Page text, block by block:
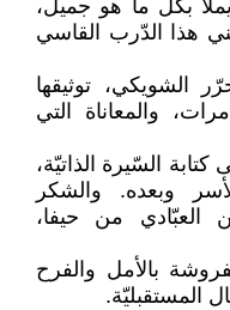
بكل ما هو جميل،
هذا الدّرب القاسي
الشويكي، توثيقها
والمعاناة التي
السّيرة الذاتيّة،
وبعده. والشكر
من حيفا،
بالأمل والفرح
المستقبليّة.